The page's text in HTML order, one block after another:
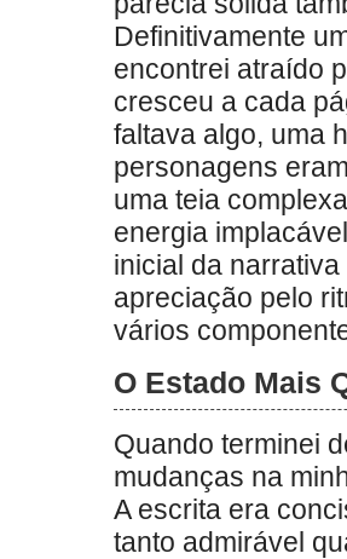
Definitivamente
encontrei atraído
cresceu a cada
faltava algo, uma
personagens
uma teia
energia
inicial da
apreciação pelo
vários
O Estado Mais
Quando terminei
mudanças na
A escrita era
tanto admirável